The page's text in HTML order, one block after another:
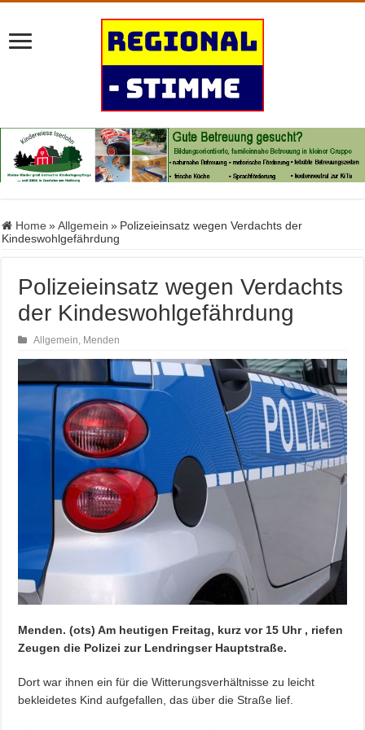
Home » Allgemein » Polizeieinsatz wegen Verdachts der
Kindeswohlgefährdung
Polizeieinsatz wegen Verdachts
der Kindeswohlgefährdung
Allgemein Menden
Menden. (ots) Am heutigen Freitag, kurz vor 15 Uhr , riefen
Zeugen die Polizei zur Lendringser Hauptstraße.
Dort war ihnen ein für die Witterungsverhältnisse zu leicht
bekleidetes Kind aufgefallen, das über die Straße lief.